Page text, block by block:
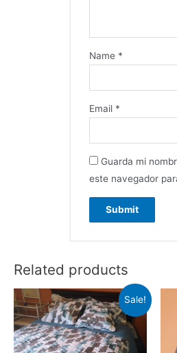
Name *
Email *
Guarda mi
este navegador
Related products
Sale!